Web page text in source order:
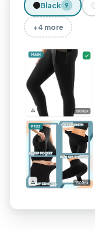
Black 9
+4 more